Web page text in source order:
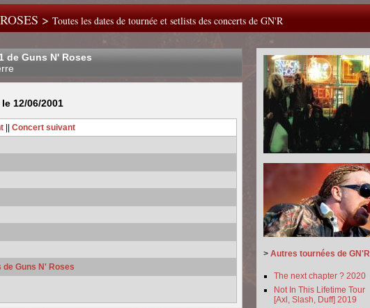
>Toutes les dates de tournée et setlists des concerts de GN'R
de Guns N' Roses
12/06/2001
Concert suivant
Guns N' Roses
> Autres tournées de GN'R
The next chapter ? 2020
Not In This Lifetime Tour
[Axl, Slash, Duff] 2019